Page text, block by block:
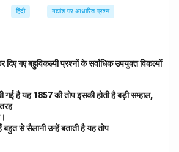
हिंदी गद्यांश पर आधारित प्रश्न
दिए गए बहुविकल्पी प्रश्नों के सर्वाधिक उपयुक्त विकल्पों
गई है यह 1857 की तोप इसकी होती है बड़ी सम्हाल,
से सैलानी उन्हें बताती है यह तोप